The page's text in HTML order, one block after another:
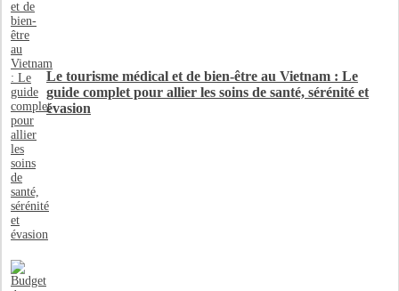
Le tourisme médical et de bien-être au Vietnam : Le
guide complet pour allier les soins de santé, sérénité et
évasion